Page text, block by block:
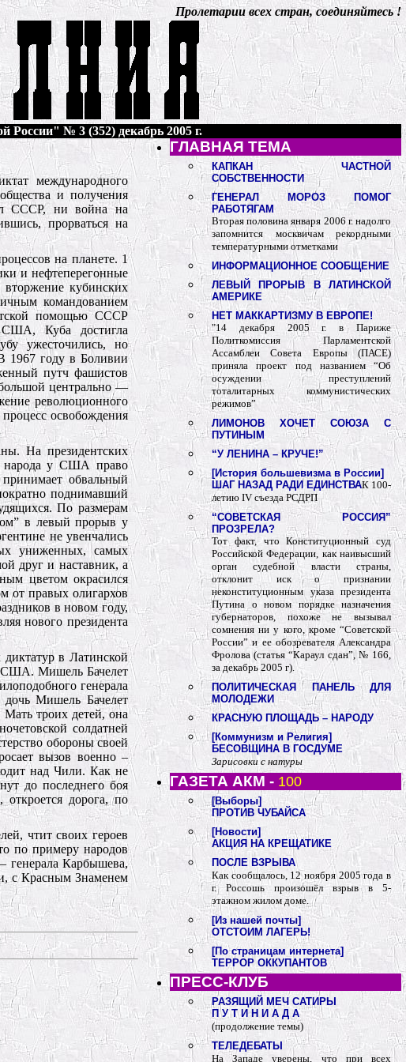
Пролетарии всех стран, соединяйтесь !
России" № 3 (352) декабрь 2005 г.
международного
и получения
СССР, ни война на
прорваться на
на планете. 1
и нефтеперегонные
кубинских
командованием
помощью СССР
США, Куба достигла
ужесточились, но
1967 году в Боливии
путч фашистов
центрально —
революционного
освобождения
На президентских
народа у США право
обвальный
поднимавший
По размерам
в левый прорыв у
не увенчались
униженных, самых
друг и наставник, а
цветом окрасился
от правых олигархов
в новом году,
нового президента
в Латинской
США. Мишель Бачелет
генерала
Мишель Бачелет
троих детей, она
солдатней
обороны своей
вызов военно –
над Чили. Как не
до последнего боя
откроется дорога, по
чтит своих героев
по примеру народов
генерала Карбышева,
с Красным Знаменем
ГЛАВНАЯ ТЕМА
КАПКАН ЧАСТНОЙ
СОБСТВЕННОСТИ
ГЕНЕРАЛ МОРОЗ ПОМОГ
РАБОТЯГАМ
Вторая половина января 2006 г. надолго
запомнится москвичам рекордными
температурными отметками
ИНФОРМАЦИОННОЕ СООБЩЕНИЕ
ЛЕВЫЙ ПРОРЫВ В ЛАТИНСКОЙ
АМЕРИКЕ
НЕТ МАККАРТИЗМУ В ЕВРОПЕ!
"14 декабря 2005 г. в Париже
Политкомиссия Парламентской
Ассамблеи Совета Европы (ПАСЕ)
приняла проект под названием “Об
осуждении преступлений
тоталитарных коммунистических
режимов”
ЛИМОНОВ ХОЧЕТ СОЮЗА С
ПУТИНЫМ
“У ЛЕНИНА – КРУЧЕ!”
[История большевизма в России]
ШАГ НАЗАД РАДИ ЕДИНСТВАК 100-
летию IV съезда РСДРП
“СОВЕТСКАЯ РОССИЯ”
ПРОЗРЕЛА?
Тот факт, что Конституционный суд
Российской Федерации, как наивысший
орган судебной власти страны,
отклонит иск о признании
неконституционным указа президента
Путина о новом порядке назначения
губернаторов, похоже не вызывал
сомнения ни у кого, кроме “Советской
России” и ее обозревателя Александра
Фролова (статья “Караул сдан”, № 166,
за декабрь 2005 г).
ПОЛИТИЧЕСКАЯ ПАНЕЛЬ ДЛЯ
МОЛОДЕЖИ
КРАСНУЮ ПЛОЩАДЬ – НАРОДУ
[Коммунизм и Религия]
БЕСОВЩИНА В ГОСДУМЕ
Зарисовки с натуры
ГАЗЕТА АКМ - 100
[Выборы]
ПРОТИВ ЧУБАЙСА
[Новости]
АКЦИЯ НА КРЕЩАТИКЕ
ПОСЛЕ ВЗРЫВА
Как сообщалось, 12 ноября 2005 года в
г. Россошь произошёл взрыв в 5-
этажном жилом доме.
[Из нашей почты]
ОТСТОИМ ЛАГЕРЬ!
[По страницам интернета]
ТЕРРОР ОККУПАНТОВ
ПРЕСС-КЛУБ
РАЗЯЩИЙ МЕЧ САТИРЫ
П У Т И Н И А Д А
(продолжение темы)
ТЕЛЕДЕБАТЫ
На Западе уверены, что при всех